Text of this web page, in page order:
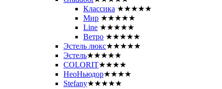
Классика ★★★★★
Мир ★★★★★
Line ★★★★★
Ветро ★★★★★
Эстель люкс★★★★★
Эстель★★★★★
COLORIT★★★★
НеоНьюдор★★★★
Stefany★★★★★